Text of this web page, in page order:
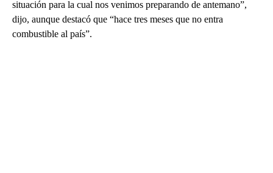
situación para la cual nos venimos preparando de antemano”,
dijo, aunque destacó que “hace tres meses que no entra
combustible al país”.